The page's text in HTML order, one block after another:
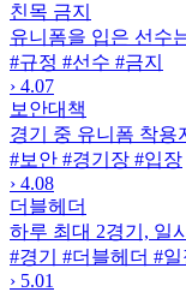
친목 금지
유니폼을 입은 선수
#규정 #선수 #금지
› 4.07
보안대책
경기 중 유니폼 착용
#보안 #경기장 #입장
› 4.08
더블헤더
하루 최대 2경기, 일
#경기
#더블헤더 #일
› 5.01